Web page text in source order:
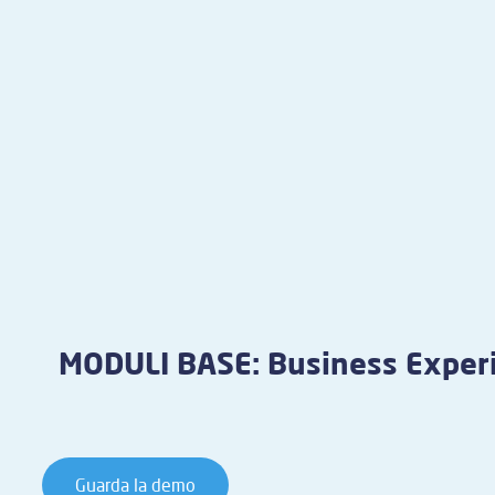
MODULI BASE: Business
Guarda la demo